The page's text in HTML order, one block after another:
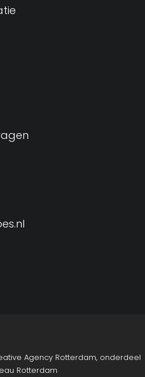
Agency Rotterdam, onderdeel
Rotterdam